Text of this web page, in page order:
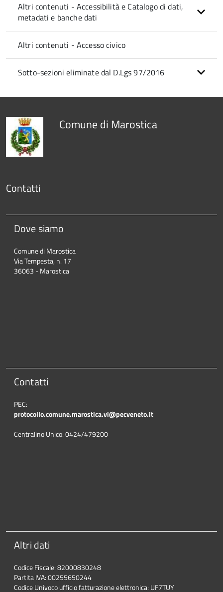
Altri contenuti - Accessibilità e Catalogo di dati,
metadati e banche dati
Altri contenuti - Accesso civico
Sotto-sezioni eliminate dal D.Lgs 97/2016
Comune di Marostica
Contatti
Dove siamo
Comune di Marostica
Via Tempesta, n. 17
36063 - Marostica
Contatti
PEC:
protocollo.comune.marostica.vi@pecveneto.it
Centralino Unico: 0424/479200
Altri dati
Codice Fiscale: 82000830248
Partita IVA: 00255650244
Codice Univoco ufficio fatturazione elettronica: UF7TUY